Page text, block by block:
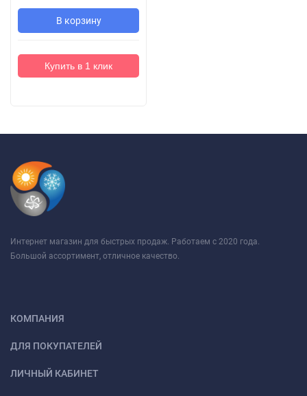
В корзину
Купить в 1 клик
Интернет магазин для быстрых продаж. Работаем с 2020 года.
Большой ассортимент, отличное качество.
КОМПАНИЯ
ДЛЯ ПОКУПАТЕЛЕЙ
ЛИЧНЫЙ КАБИНЕТ